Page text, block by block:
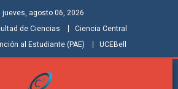
jueves, agosto 06, 2026
de Ciencias
Ciencia Central
al Estudiante (PAE)
UCEBell